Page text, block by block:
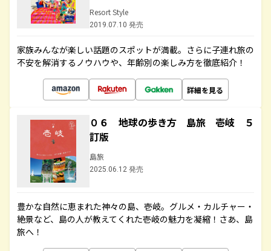
Resort Style
2019.07.10 発売
家族みんなが楽しい話題のスポットが満載。さらに子連れ旅の
不安を解消するノウハウや、年齢別の楽しみ方を徹底紹介！
詳細を見る
０６ 地球の歩き方 島旅 壱岐 ５
訂版
島旅
2025.06.12 発売
豊かな自然に恵まれた神々の島、壱岐。グルメ・カルチャー・
絶景など、島の人が教えてくれた壱岐の魅力を凝縮！さあ、島
旅へ！